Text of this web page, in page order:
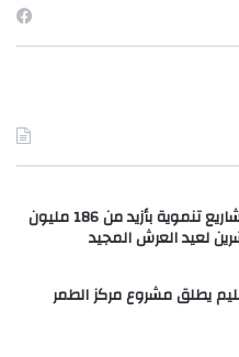
عامل إقليم صفرو يطلق ويدشن مشاريع تنموية بأزيد من 186 مليون
لعيد العرش المجيد
يطلق مشروع مركز الطمر